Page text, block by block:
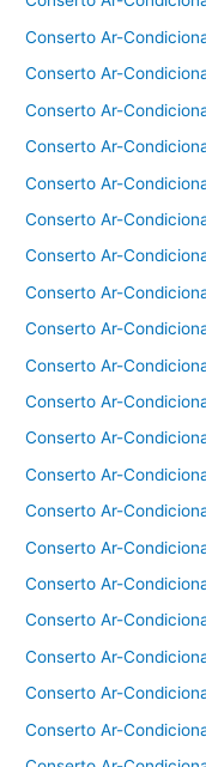
Conserto Ar-
Conserto Ar-
Conserto Ar-
Conserto Ar-
Conserto Ar-
Conserto Ar-
Conserto Ar-
Conserto Ar-
Conserto Ar-
Conserto Ar-
Conserto Ar-
Conserto Ar-
Conserto Ar-
Conserto Ar-
Conserto Ar-
Conserto Ar-
Conserto Ar-
Conserto Ar-
Conserto Ar-
Conserto Ar-